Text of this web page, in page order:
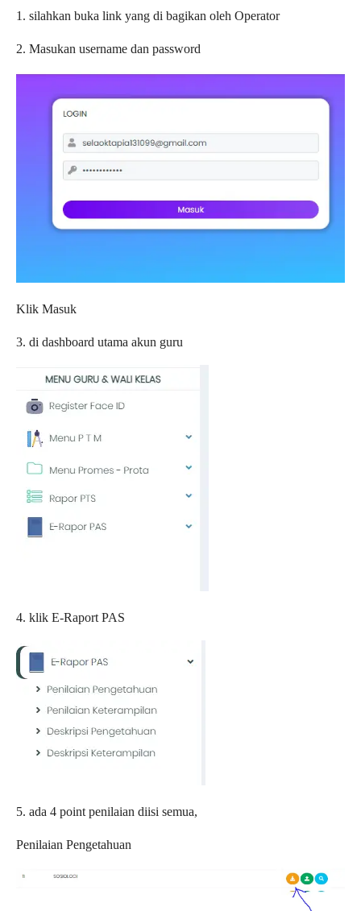
1. silahkan buka link yang di bagikan oleh Operator
2. Masukan username dan password
Klik Masuk
3. di dashboard utama akun guru
4. klik E-Raport PAS
5. ada 4 point penilaian diisi semua,
Penilaian Pengetahuan